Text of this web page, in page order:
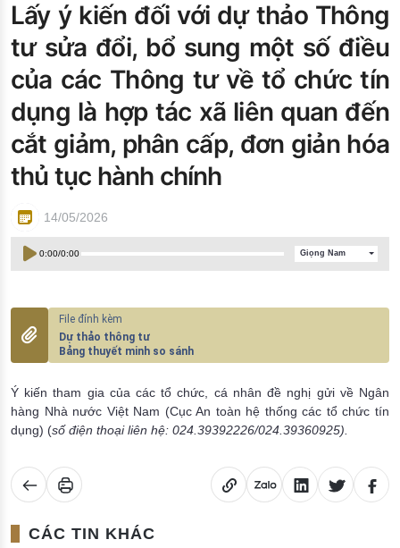
Đào tạo ISO
Lấy ý kiến đối với dự thảo Thông
tư sửa đổi, bổ sung một số điều
của các Thông tư về tổ chức tín
dụng là hợp tác xã liên quan đến
cắt giảm, phân cấp, đơn giản hóa
thủ tục hành chính
14/05/2026
0:00/0:00 Giọng Nam
Dự thảo thông tư
Bảng thuyết minh so sánh
Ý kiến tham gia của các tổ chức, cá nhân đề nghị gửi về Ngân
hàng Nhà nước Việt Nam (Cục An toàn hệ thống các tổ chức tín
dụng) (số điện thoại liên hệ: 024.39392226/024.39360925).
CÁC TIN KHÁC